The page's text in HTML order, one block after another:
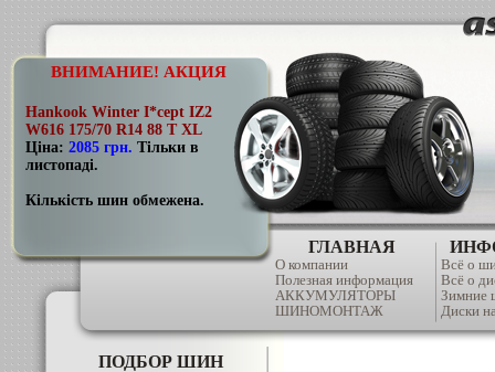
ВНИМАНИЕ! АКЦИЯ
Hankook Winter I*cept IZ2
W616 175/70 R14 88 T XL
Ціна: 2085 грн. Тільки в
листопаді.
Кількість шин обмежена.
ГЛАВНАЯ
О компании
Полезная информация
АККУМУЛЯТОРЫ
ШИНОМОНТАЖ
Всё о
Всё о
Зимние
Диски
ПОДБОР ШИН